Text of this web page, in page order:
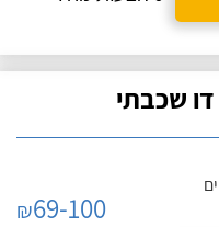
שכבתי
₪69-100